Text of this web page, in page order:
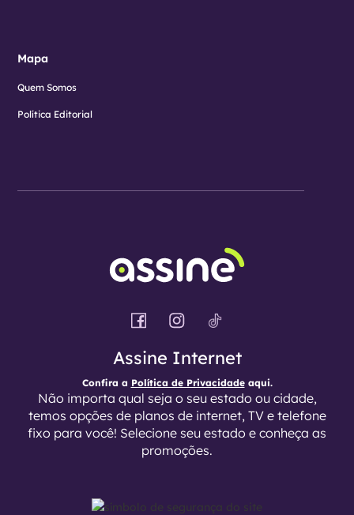
Mapa
Quem Somos
Política Editorial
Assine Internet
Confira a Política de Privacidadeaqui.
Não importa qual seja o seu estado ou cidade,
temos opções de planos de internet, TV e telefone
fixo para você! Selecione seu estado e conheça as
promoções.